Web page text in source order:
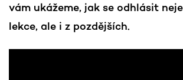
vám ukážeme, jak se odhlásit
lekce, ale i z pozdějších.